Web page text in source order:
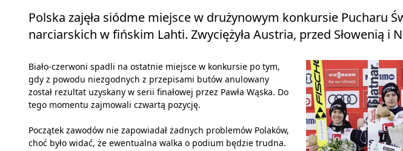
Polska zajęła siódme miejsce w drużynowym konkursie Pucharu
narciarskich w fińskim Lahti. Zwyciężyła Austria, przed Słowenią i
Biało-czerwoni spadli na ostatnie miejsce w konkursie po tym,
gdy z powodu niezgodnych z przepisami butów anulowany
został rezultat uzyskany w serii finałowej przez Pawła Wąska. Do
tego momentu zajmowali czwartą pozycję.
Początek zawodów nie zapowiadał żadnych problemów Polaków,
choć było widać, że ewentualna walka o podium będzie trudna.